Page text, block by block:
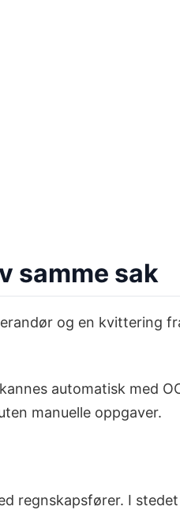
samme sak
og en kvittering
automatisk med
manuelle oppgaver.
regnskapsfører. I